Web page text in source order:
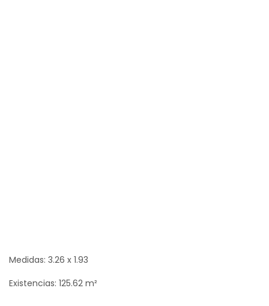
Medidas: 3.26 x 1.93
Existencias: 125.62 m²